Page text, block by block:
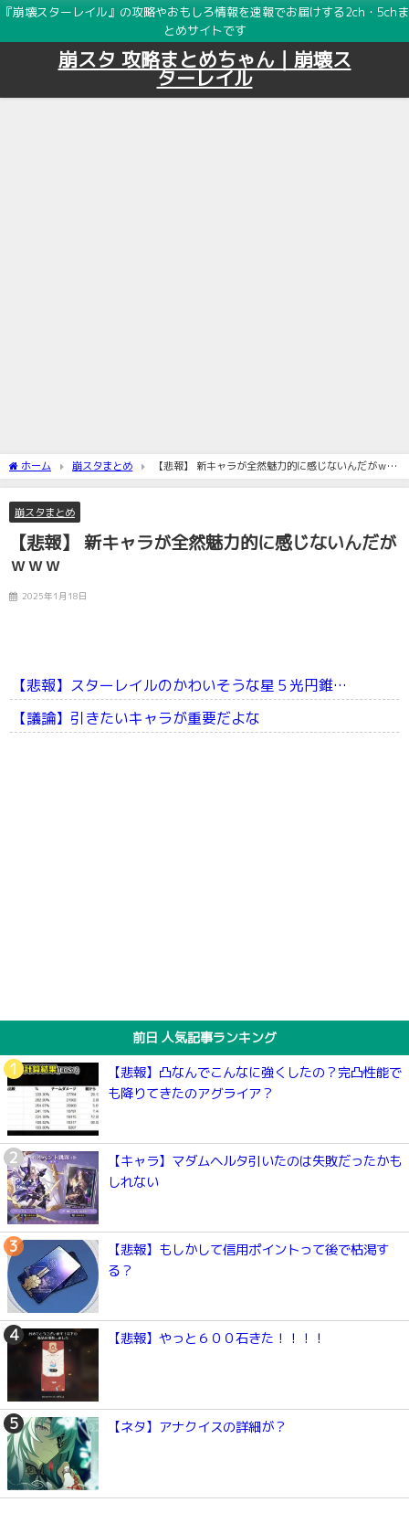
『崩壊スターレイル』の攻略やおもしろ情報を速報でお届けする2ch・5chま
とめサイトです
崩スタ 攻略まとめちゃん｜崩壊ス
ターレイル
ホーム 崩スタまとめ
【悲報】 新キャラが全然魅力的に感じないんだがｗｗ
ｗ
崩スタまとめ
【悲報】 新キャラが全然魅力的に感じないんだが
ｗｗｗ
2025年1月18日
【悲報】スターレイルのかわいそうな星５光円錐…
【議論】引きたいキャラが重要だよな
前日 人気記事ランキング
【悲報】凸なんでこんなに強くしたの？完凸性能で
も降りてきたのアグライア？
【キャラ】マダムヘルタ引いたのは失敗だったかも
しれない
【悲報】もしかして信用ポイントって後で枯渇す
る？
【悲報】やっと６００石きた！！！！
【ネタ】アナクイスの詳細が？